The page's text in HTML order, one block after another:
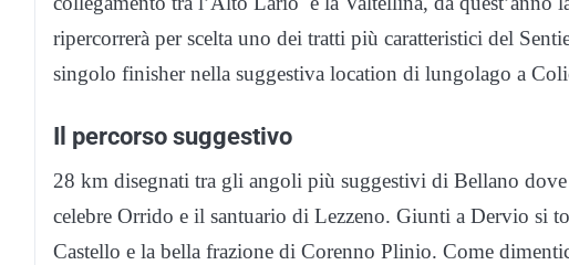
ripercorrerà per scelta uno dei tratti più caratteristici del
singolo finisher nella suggestiva location di lungolago a
Il percorso suggestivo
28 km disegnati tra gli angoli più suggestivi di Bellano
celebre Orrido e il santuario di Lezzeno. Giunti a Dervio si
Castello e la bella frazione di Corenno Plinio. Come